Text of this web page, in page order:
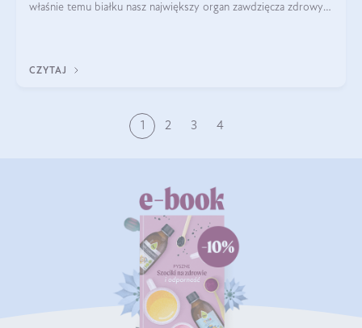
właśnie temu białku nasz największy organ zawdzięcza zdrowy
CZYTAJ
1 2 3 4